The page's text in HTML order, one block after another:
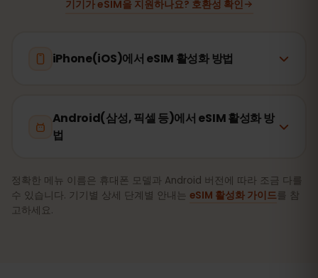
기기가 eSIM을 지원하나요? 호환성 확인
iPhone(iOS)에서 eSIM 활성화 방법
Android(삼성, 픽셀 등)에서 eSIM 활성화 방
법
정확한 메뉴 이름은 휴대폰 모델과 Android 버전에 따라 조금 다를
수 있습니다. 기기별 상세 단계별 안내는 eSIM 활성화 가이드를 참
고하세요.